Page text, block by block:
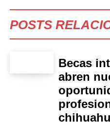
POSTS
Becas
abren